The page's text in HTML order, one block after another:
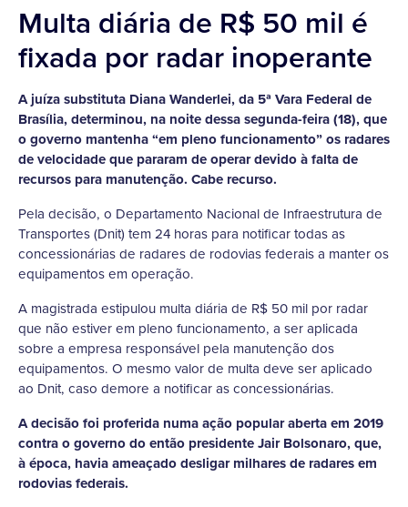
Multa diária de R$ 50 mil é
fixada por radar inoperante
A juíza substituta Diana Wanderlei, da 5ª Vara Federal de
Brasília, determinou, na noite dessa segunda-feira (18), que
o governo mantenha “em pleno funcionamento” os radares
de velocidade que pararam de operar devido à falta de
recursos para manutenção. Cabe recurso.
Pela decisão, o Departamento Nacional de Infraestrutura de
Transportes (Dnit) tem 24 horas para notificar todas as
concessionárias de radares de rodovias federais a manter os
equipamentos em operação.
A magistrada estipulou multa diária de R$ 50 mil por radar
que não estiver em pleno funcionamento, a ser aplicada
sobre a empresa responsável pela manutenção dos
equipamentos. O mesmo valor de multa deve ser aplicado
ao Dnit, caso demore a notificar as concessionárias.
A decisão foi proferida numa ação popular aberta em 2019
contra o governo do então presidente Jair Bolsonaro, que,
à época, havia ameaçado desligar milhares de radares em
rodovias federais.